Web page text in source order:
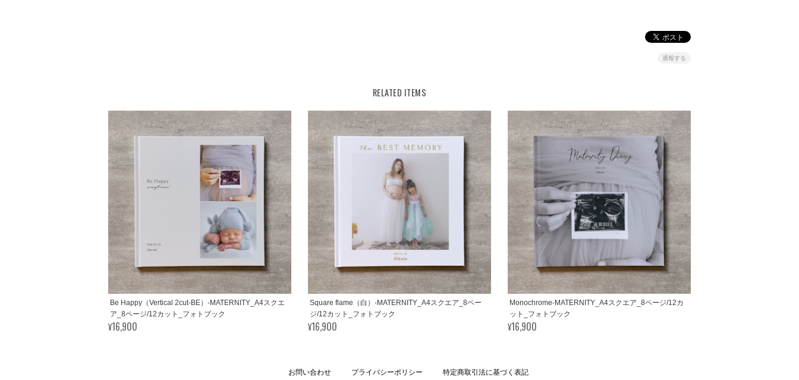
通報する
RELATED ITEMS
Be Happy（Vertical 2cut-BE）-MATERNITY_A4スクエ
ア_8ページ/12カット_フォトブック
¥16,900
Square flame（白）-MATERNITY_A4スクエア_8ペー
ジ/12カット_フォトブック
¥16,900
Monochrome-MATERNITY_A4スクエア_8ページ/12カ
ット_フォトブック
¥16,900
お問い合わせ プライバシーポリシー 特定商取引法に基づく表記